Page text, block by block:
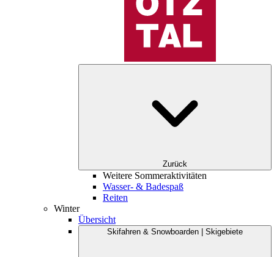
Zurück
Weitere Sommeraktivitäten
Wasser- & Badespaß
Reiten
Winter
Übersicht
Skifahren & Snowboarden | Skigebiete